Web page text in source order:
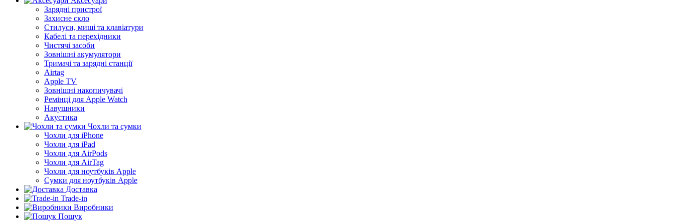
Зарядні пристрої
Захисне скло
Стилуси, миші та клавіатури
Кабелі та перехідники
Чистячі засоби
Зовнішні акумулятори
Тримачі та зарядні станції
Airtag
Apple TV
Зовнішні накопичувачі
Ремінці для Apple Watch
Навушники
Акустика
Чохли та сумки
Чохли для iPhone
Чохли для iPad
Чохли для AirPods
Чохли для AirTag
Чохли для ноутбуків Apple
Сумки для ноутбуків Apple
Доставка
Trade-in
Виробники
Пошук